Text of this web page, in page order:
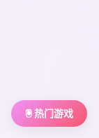
🖲️ 热门游戏